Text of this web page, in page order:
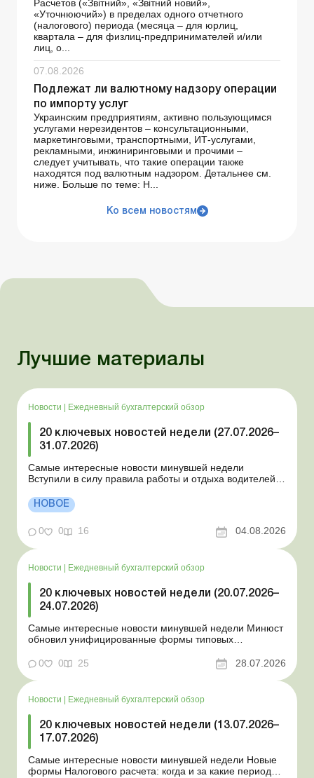
Расчетов («Звітний», «Звітний новий»,
«Уточнюючий») в пределах одного отчетного
(налогового) периода (месяца – для юрлиц,
квартала – для физлиц-предпринимателей и/или
лиц, о...
07.08.2026
Подлежат ли валютному надзору операции
по импорту услуг
Украинским предприятиям, активно пользующимся
услугами нерезидентов – консультационными,
маркетинговыми, транспортными, ИТ-услугами,
рекламными, инжиниринговыми и прочими –
следует учитывать, что такие операции также
находятся под валютным надзором. Детальнее см.
ниже. Больше по теме: Н...
Ко всем новостям
Лучшие материалы
Новости Ежедневный бухгалтерский обзор
20 ключевых новостей недели (27.07.2026–
31.07.2026)
Самые интересные новости минувшей недели
Вступили в силу правила работы и отдыха водителей
положении Для сельхозпредприятий и ФЛП введены
новые разовые статистические формы Со 2 августа
изменяется порядок зачисления отдельных периодов
работы в стр...
НОВОЕ
0 0 16 04.08.2026
Новости | Ежедневный бухгалтерский обзор
20 ключевых новостей недели (20.07.2026–
24.07.2026)
Самые интересные новости минувшей недели Минюст
обновил унифицированные формы типовых
новость о создании координационного центра по
статус «в розыске»: что нужно знать работодателям
Закон о ВПЛ: ка...
0 0 25 28.07.2026
Новости Ежедневный бухгалтерский обзор
20 ключевых новостей недели (13.07.2026–
17.07.2026)
Самые интересные новости минувшей недели Новые
формы Налогового расчета: когда и за какие периоды